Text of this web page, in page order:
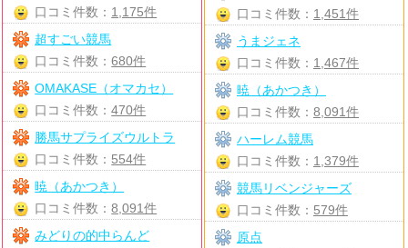
口コミ件数： 1,175件
超すごい競馬
口コミ件数：680件
OMAKASE（オマカセ）
口コミ件数：470件
勝馬サプライズウルトラ
口コミ件数： 554件
暁（あかつき）
口コミ件数：8,091件
みどりの的中らんど
口コミ件数： 1,451件
うまジェネ
口コミ件数： 1,467件
暁（あかつき）
口コミ件数： 8,091件
ハーレム競馬
口コミ件数： 1,379件
競馬リベンジャーズ
口コミ件数： 579件
原点